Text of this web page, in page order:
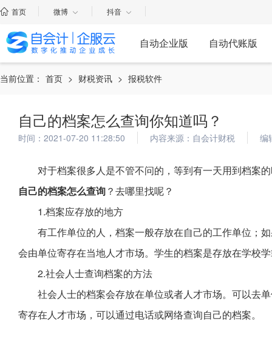
首页 微博 抖音
自动企业版 自动代账版
当前位置： 首页 > 财税资讯 > 报税软件
自己的档案怎么查询你知道吗？
时间：2021-07-20 11:28:50 内容来源：自会计财税 编
对于档案很多人是不管不问的，等到有一天用到档案
自己的档案怎么查询？去哪里找呢？
1.档案应存放的地方
有工作单位的人，档案一般存放在自己的工作单位；
会由单位寄存在当地人才市场。学生的档案是存放在学校
2.社会人士查询档案的方法
社会人士的档案会存放在单位或者人才市场。可以去
寄存在人才市场，可以通过电话或网络查询自己的档案。